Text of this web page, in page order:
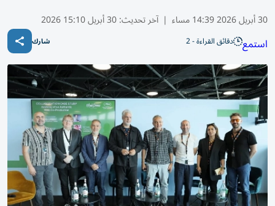
30 أبريل 2026 14:39 مساء | آخر تحديث:30 أبريل 15:10 2026
استمع دقائق القراءة - 2 شارك